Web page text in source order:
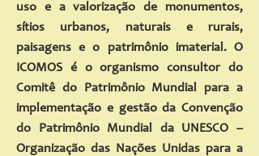
uso e a valorização de monumentos,
sítios urbanos, naturais e rurais,
paisagens e o patrimônio imaterial. O
ICOMOS é o organismo consultor do
Comitê do Patrimônio Mundial para a
implementação e gestão da Convenção
do Patrimônio Mundial da UNESCO –
Organização das Nações Unidas para a